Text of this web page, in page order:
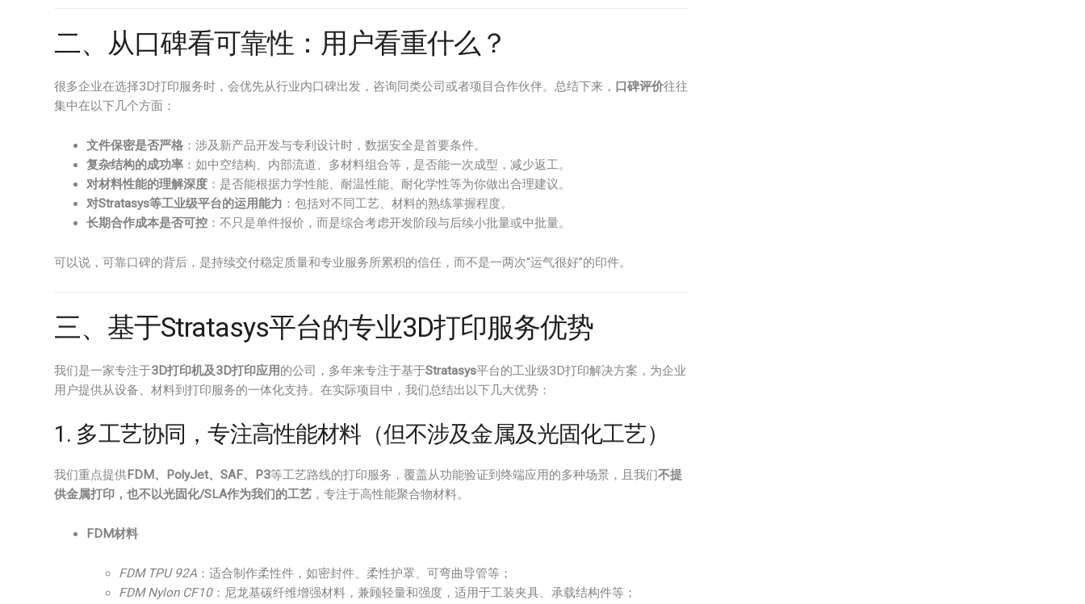
二、从口碑看可靠性：用户看重什么？
很多企业在选择3D打印服务时，会优先从行业内口碑出发，咨询同类公司或者项目合作伙伴。总结下来， 口碑评价往往
集中在以下几个方面：
文件保密是否严格 ：涉及新产品开发与专利设计时，数据安全是首要条件。
复杂结构的成功率 ：如中空结构、内部流道、多材料组合等，是否能一次成型，减少返工。
对材料性能的理解深度 ：是否能根据力学性能、耐温性能、耐化学性等为你做出合理建议。
对Stratasys等工业级平台的运用能力 ：包括对不同工艺、材料的熟练掌握程度。
长期合作成本是否可控 ：不只是单件报价，而是综合考虑开发阶段与后续小批量或中批量。
可以说，可靠口碑的背后，是持续交付稳定质量和专业服务所累积的信任，而不是一两次“运气很好”的印件。
三、基于Stratasys平台的专业3D打印服务优势
我们是一家专注于3D打印机及3D打印应用的公司，多年来专注于基于Stratasys平台的工业级3D打印解决方案，为企业
用户提供从设备、材料到打印服务的一体化支持。在实际项目中，我们总结出以下几大优势：
1. 多工艺协同，专注高性能材料（但不涉及金属及光固化工艺）
我们重点提供FDM、PolyJet、SAF、P3等工艺路线的打印服务，覆盖从功能验证到终端应用的多种场景，且我们不提
供金属打印，也不以光固化/SLA作为我们的工艺 ，专注于高性能聚合物材料。
FDM材料
FDM TPU 92A ：适合制作柔性件，如密封件、柔性护罩、可弯曲导管等；
FDM Nylon CF10：尼龙基碳纤维增强材料，兼顾轻量和强度，适用于工装夹具、承载结构件等；